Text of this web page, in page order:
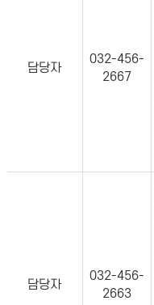
담당자
032-456-
2667
담당자
032-456-
2663